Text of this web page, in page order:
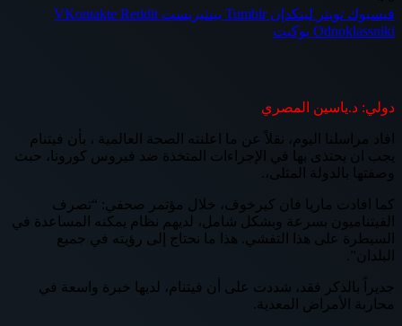
فيسبوك تويتر لينكدإن بينتيريست
Odnoklassniki بوكيت
دولي: د.ياسين المصري
افاد مراسلنا اليوم، نقلاً عن ما اعلنته الصحة العالمية ، بأن فيتنام
يجب ان يحتذى بها في الإجراءات المتخذة ضد فيروس كورونا، حبث
وصفتها بالدولة المثلى،.
كما افادت ماريا فان كيرخوف، خلال مؤتمر صحفي: “تصرف
الفيتناميون بسرعة وبشكل شامل، لديهم نظام يمكنه المساعدة في
السيطرة على هذا التفشي. هذا ما نحتاج إلى رؤيته في جميع
البلدان”.
جديراً بالذكر فقد، شددت على أن فيتنام، لديها خبرة واسعة في
محاربة الأمراض المعدية.